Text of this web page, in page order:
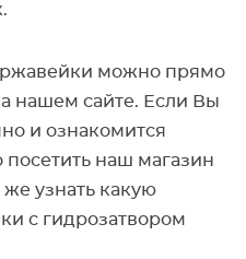
можно прямо
нашем сайте. Если Вы
и ознакомится
наш магазин
узнать какую
с гидрозатвором